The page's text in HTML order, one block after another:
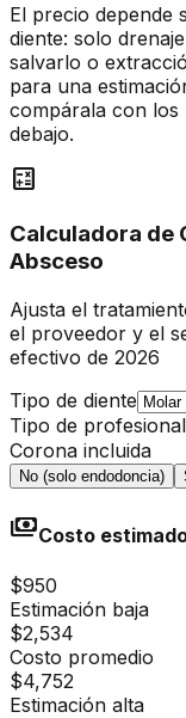
El precio depende
diente: solo
salvarlo o
para una
compárala con los
debajo.
calculate
Calculadora de
Absceso
Ajusta el
el proveedor y el
efectivo de 2026
Tipo de diente
Tipo de profesional
Corona incluida
No (solo endodoncia)
paymentsCosto
$950
Estimación baja
$2,534
Costo promedio
$4,752
Estimación alta